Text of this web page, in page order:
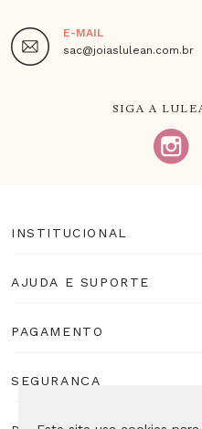
E-MAIL
sac@joiaslulean.com.br
SIGA A
INSTITUCIONAL
AJUDA E SUPORTE
PAGAMENTO
SEGURANÇA